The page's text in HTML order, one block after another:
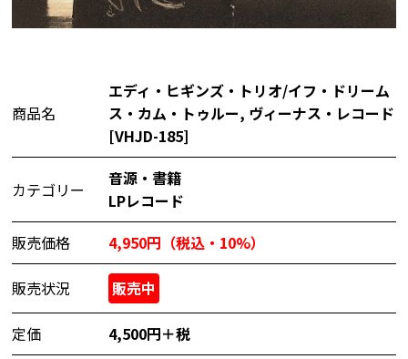
商品名
エディ・ヒギンズ・トリオ/イフ・ドリーム
ス・カム・トゥルー, ヴィーナス・レコード
[VHJD-185]
カテゴリー
音源・書籍
LPレコード
販売価格
4,950円（税込・10%）
販売状況 販売中
定価
4,500円＋税